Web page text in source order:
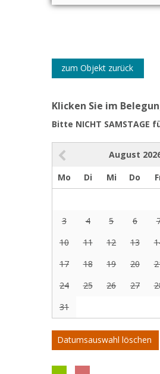
zum Objekt zurück
Klicken Sie im
Bitte NICHT
August
Mo
Di Mi Do
3
4 5 6
10
11 12 13
17
18 19 20
24
25 26 27
31
Datumsauswahl löschen